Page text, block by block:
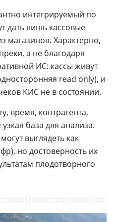
интегрируемый по
дать лишь кассовые
магазинов. Характерно,
а не благодаря
ИС: кассы живут
read only), и
КИС не в состоянии.
время, контрагента,
база для анализа.
выглядеть как
но достоверность их
плодотворного